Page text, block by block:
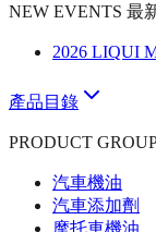
NEW EVENTS 最
2026 LIQUI
產品目錄
PRODUCT
汽車機油
汽車添加劑
摩托車機油